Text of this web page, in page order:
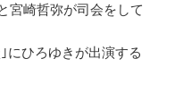
宮崎哲弥が司会をして
にひろゆきが出演する